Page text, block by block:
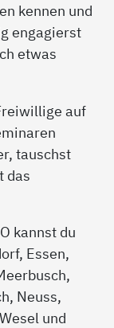
kennen und
engagierst
etwas
auf
tauschst
das
kannst du
Essen,
Neuss,
und